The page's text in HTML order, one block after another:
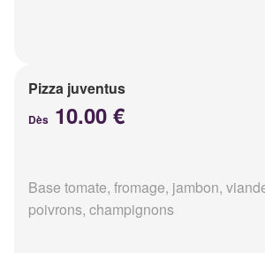
Pizza juventus
Dès 10.00 €
Base tomate, fromage, jambon,
poivrons, champignons